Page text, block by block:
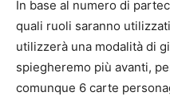
In base al numero di
quali ruoli saranno
utilizzerà una modalità di
spiegheremo più avanti,
comunque 6 carte